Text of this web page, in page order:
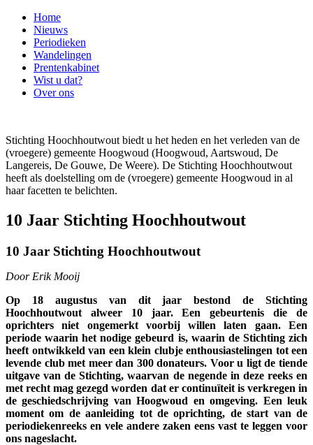
Home
Nieuws
Periodieken
Wandelingen
Prentenkabinet
Wist u dat?
Over ons
Stichting Hoochhoutwout biedt u het heden en het verleden van de
(vroegere) gemeente Hoogwoud (Hoogwoud, Aartswoud, De
Langereis, De Gouwe, De Weere). De Stichting Hoochhoutwout
heeft als doelstelling om de (vroegere) gemeente Hoogwoud in al
haar facetten te belichten.
10 Jaar Stichting Hoochhoutwout
10 Jaar Stichting Hoochhoutwout
Door Erik Mooij
Op 18 augustus van dit jaar bestond de Stichting
Hoochhoutwout alweer 10 jaar. Een gebeurtenis die de
oprichters niet ongemerkt voorbij willen laten gaan. Een
periode waarin het nodige gebeurd is, waarin de Stichting zich
heeft ontwikkeld van een klein clubje enthousiastelingen tot een
levende club met meer dan 300 donateurs. Voor u ligt de tiende
uitgave van de Stichting, waarvan de negende in deze reeks en
met recht mag gezegd worden dat er continuïteit is verkregen in
de geschiedschrijving van Hoogwoud en omgeving. Een leuk
moment om de aanleiding tot de oprichting, de start van de
periodiekenreeks en vele andere zaken eens vast te leggen voor
ons nageslacht.